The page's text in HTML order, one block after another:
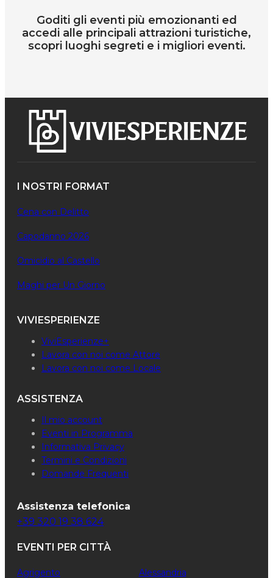
Goditi gli eventi più emozionanti ed
accedi alle principali attrazioni turistiche,
scopri luoghi segreti e i migliori eventi.
I NOSTRI FORMAT
Cena con Delitto
Capodanno 2026
Omicidio al Castello
Maghi per Un Giorno
VIVIESPERIENZE
ViviEsperienze+
Lavora con noi come Attore
Lavora con noi come Locale
ASSISTENZA
Il mio account
Eventi in Programma
Informativa Privacy
Termini e Condizioni
Domande Frequenti
Assistenza telefonica
+39 320 19 38 624
EVENTI PER CITTÀ
Agrigento Alessandria